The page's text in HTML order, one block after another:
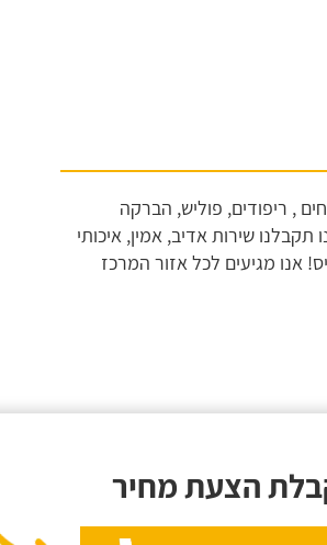
עוסק בניקוי שטיחים , ריפודים, פוליש, הברקה
שירות אדיב, אמין, איכותי
אנו מגיעים לכל אזור המרכז
הצעת מחיר